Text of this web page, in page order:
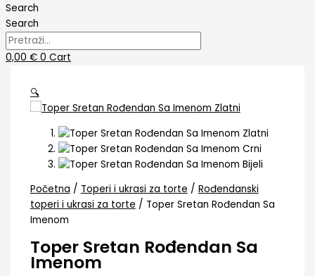
Search
Search
0,00 € 0 Cart
🔍
Početna / Toperi i ukrasi za torte / Rođendanski
toperi i ukrasi za torte / Toper Sretan Rođendan Sa
Imenom
Toper Sretan Rođendan Sa
Imenom